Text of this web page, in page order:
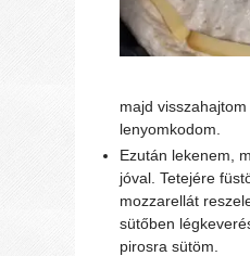
majd
lenyomkodom.
Ezután lekenem,
jóval. Tetejére
mozzarellát
sütőben
pirosra sütöm.